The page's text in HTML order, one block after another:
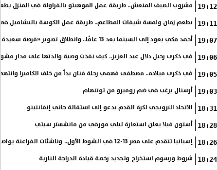
19:12 مشروب الصيف المنعش.. طريقة عمل الموهيتو بالفراولة في المنزل
19:11 بطعم زمان ولمسة شيفات المطاعم.. طريقة عمل الكوسة بالبشاميل
19:07 أحمد مكي يعود إلى السينما بعد 13 عامًا.. وانطلاق تصوير «فرصة سعيدة»
19:06 في ذكرى رحيل دلال عبد العزيز.. كيف نفذت وصية والدتها على مدار
19:05 في ذكرى ميلاده.. مصطفى فهمي رحلة فنان بدأ من خلف الكاميرا وانتهى
19:03 أرسنال يرغب في ضم روميرو من توتنهام
18:31 الاتحاد النرويجي لكرة القدم يدعو إلى استقالة جاني إنفانتينو
18:28 أستون فيلا يعلن استعارة ليلي مورفي من مانشستر سيتي
18:26 إسبانيا تتقدم على مصر 13-12 في الشوط الأول.. وناشئات الفراعنة يواصلن حلم بلوغ نهائي مونديال اليد
18:24 شروط ورسوم استخراج وتجديد رخصة قيادة الدراجة النارية